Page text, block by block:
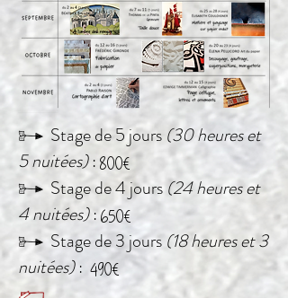
V Stage de 5 jours (30 heures et
5 nuitées): 800€
V Stage de 4 jours (24 heures et
4 nuitées): 650€
V Stage de 3 jours (18 heures et 3
nuitées): 490€